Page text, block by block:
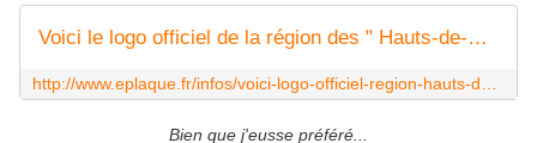
Voici le logo officiel de la région des " Hauts-de-France "
Bien que j'eusse préféré...